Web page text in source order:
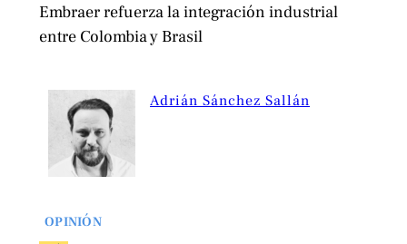
Embraer refuerza la integración industrial
entre Colombia y Brasil
Adrián Sánchez Sallán
OPINIÓN